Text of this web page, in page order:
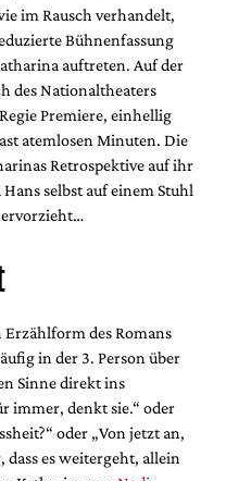
im Rausch verhandelt,
Bühnenfassung
auftreten. Auf der
des Nationaltheaters
Premiere, einhellig
atemlosen Minuten. Die
Retrospektive auf ihr
selbst auf einem Stuhl
Erzählform des Romans
in der 3. Person über
Sinne direkt ins
immer, denkt sie.“ oder
oder „Von jetzt an,
es weitergeht, allein